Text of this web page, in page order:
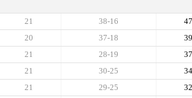
47
38-16
21
39
37-18
20
37
28-19
21
34
30-25
21
32
29-25
21